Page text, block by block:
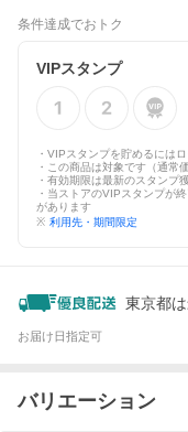
条件達成でおトク
VIPスタンプ
・VIPスタンプを貯めるには
・この商品は対象です（通常
・有効期限は最新のスタンプ
・当ストアのVIPスタンプが
があります
※ 利用先・期間限定
東京都
お届け日指定可
バリエーション